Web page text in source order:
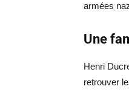
armées
Une
Henri
retrouver